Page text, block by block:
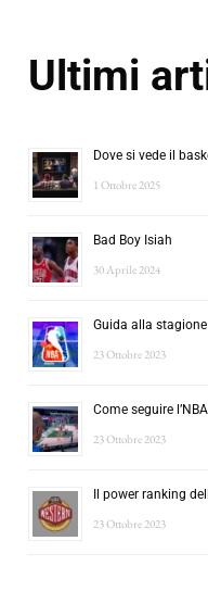
Ultimi
Dove si vede il
1 Ottobre 2025
Bad Boy Isiah
30 Aprile 2024
Guida alla
23 Ottobre 2023
Come seguire
23 Ottobre 2023
Il power ranking
23 Ottobre 2023